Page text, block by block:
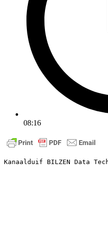
08:16
Kanaalduif BILZEN Data